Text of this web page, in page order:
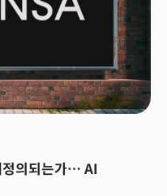
와 파괴력은 기존의 질서를
넘나들며 동맹을 맺고, 새 시장에
서 비즈니스 모델을 만들어내고
.
정의되는가… AI